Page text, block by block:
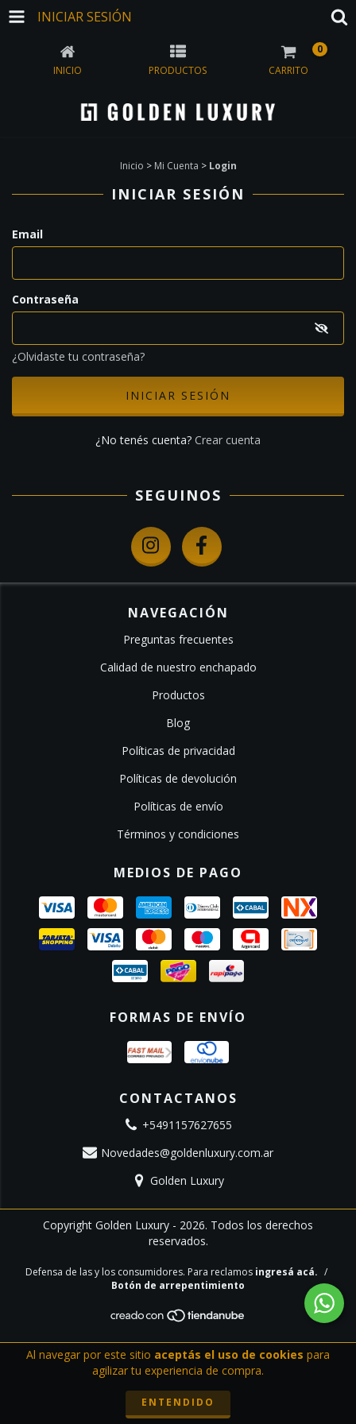
INICIAR SESIÓN
INICIO PRODUCTOS CARRITO
0
Al navegar por este sitio aceptás el uso de cookies para
agilizar tu experiencia de compra.
ENTENDIDO
Inicio > Mi Cuenta > Login
INICIAR SESIÓN
Email
Contraseña
¿Olvidaste tu contraseña?
¿No tenés cuenta? Crear cuenta
SEGUINOS
NAVEGACIÓN
Preguntas frecuentes
Calidad de nuestro enchapado
Productos
Blog
Políticas de privacidad
Políticas de devolución
Políticas de envío
Términos y condiciones
MEDIOS DE PAGO
FORMAS DE ENVÍO
CONTACTANOS
+5491157627655
Novedades@goldenluxury.com.ar
Golden Luxury
Copyright Golden Luxury - 2026. Todos los derechos
reservados.
Defensa de las y los consumidores. Para reclamos ingresá acá. /
Botón de arrepentimiento